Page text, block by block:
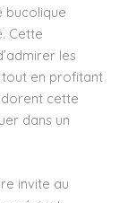
bucolique
Cette
les
tout en profitant
cette
dans un
invite au